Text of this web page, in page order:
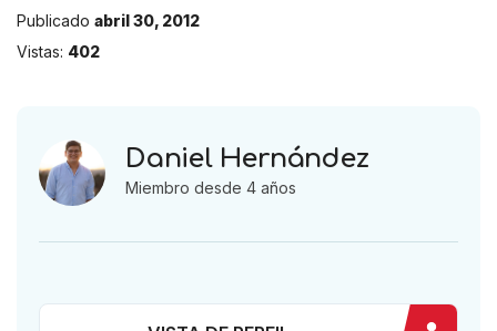
Publicado abril 30, 2012
Vistas: 402
Daniel Hernández
Miembro desde 4 años